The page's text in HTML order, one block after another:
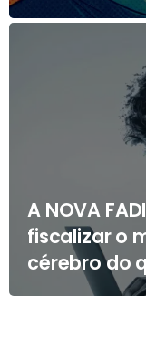
A NOVA
fiscalizar o
cérebro do